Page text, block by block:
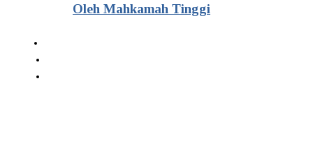
Oleh Mahkamah Tinggi